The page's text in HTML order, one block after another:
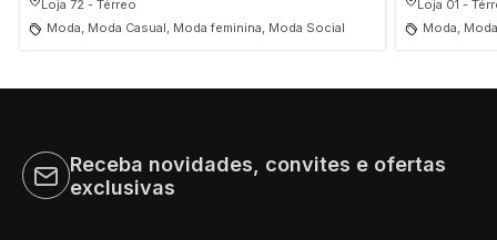
Loja 72 - Térreo
Moda, Moda Casual, Moda feminina, Moda Social
Loja 01 -
Moda,
Receba novidades, convites e ofertas
exclusivas